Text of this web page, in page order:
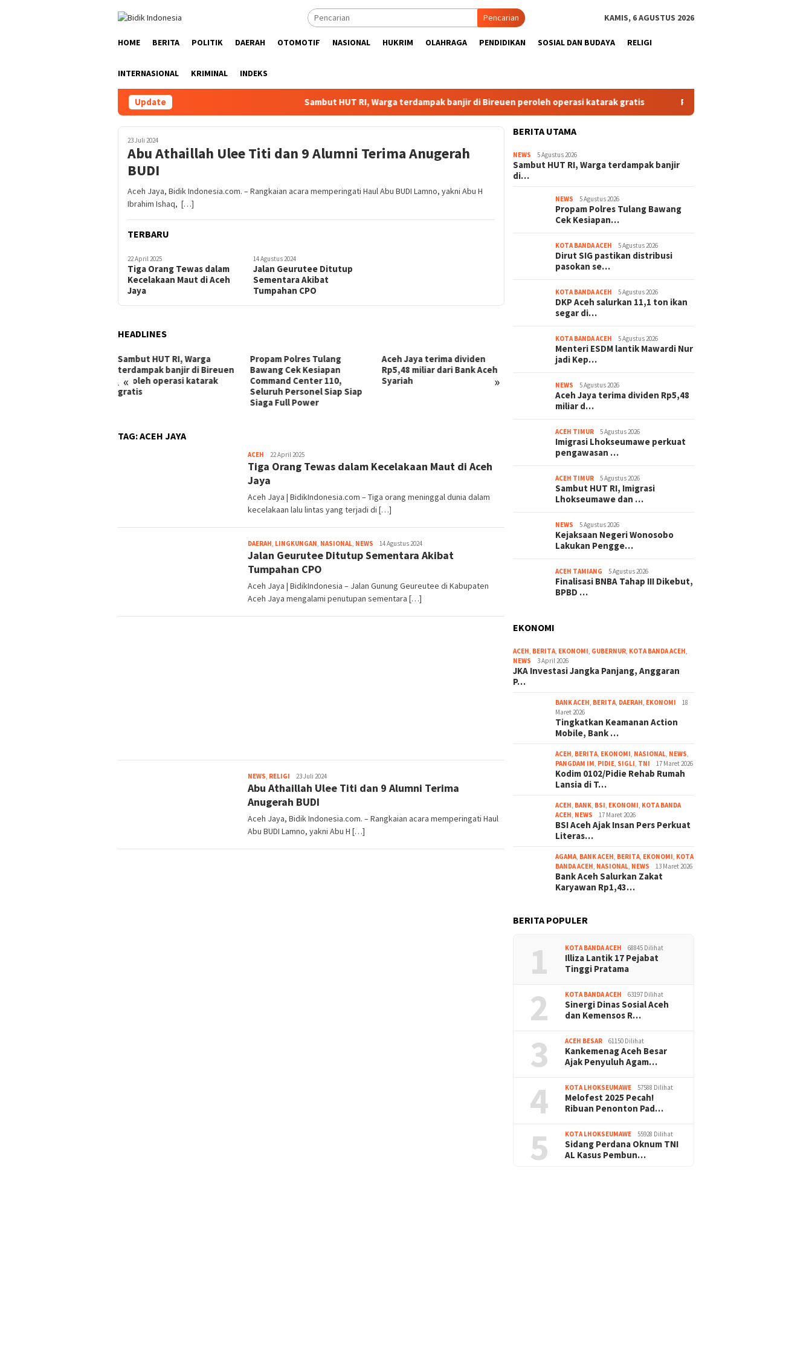
Pencarian KAMIS, 6 AGUSTUS 2026
HOME BERITA POLITIK DAERAH OTOMOTIF NASIONAL HUKRIM OLAHRAGA PENDIDIKAN SOSIAL DAN BUDAYA RELIGI
INTERNASIONAL KRIMINAL INDEKS
Update Sambut HUT RI, Warga terdampak banjir di Bireuen peroleh operasi katarak gratis Propam Polres Tulang Bawang Cek
23 Juli 2024
Abu Athaillah Ulee Titi dan 9 Alumni Terima Anugerah
BUDI
Aceh Jaya, Bidik Indonesia.com. – Rangkaian acara memperingati Haul Abu BUDI Lamno, yakni Abu H
Ibrahim Ishaq, […]
TERBARU
22 April 2025
Tiga Orang Tewas dalam
Kecelakaan Maut di Aceh
Jaya
14 Agustus 2024
Jalan Geurutee Ditutup
Sementara Akibat
Tumpahan CPO
HEADLINES
« »
Sambut HUT RI, Warga
terdampak banjir di Bireuen
peroleh operasi katarak
Propam Polres Tulang
Bawang Cek Kesiapan
Command Center 110,
Seluruh Personel Siap Siap
Siaga Full Power
Aceh Jaya terima dividen
Rp5,48 miliar dari Bank Aceh
Syariah
Kejaksaan Negeri Wonosobo
Lakukan Penggeledahan di
Dinas Sosial untuk Dalami
Tim Relawan Gemantara
Napza Cairkan Bantuan dan
Belanja Peralatan Usaha
TAG:ACEH JAYA
ACEH 22 April 2025
Tiga Orang Tewas dalam Kecelakaan Maut di Aceh
Jaya
Aceh Jaya | BidikIndonesia.com – Tiga orang meninggal dunia dalam
kecelakaan lalu lintas yang terjadi di […]
DAERAH, LINGKUNGAN, NASIONAL, NEWS 14 Agustus 2024
Jalan Geurutee Ditutup Sementara Akibat
Tumpahan CPO
Aceh Jaya | BidikIndonesia – Jalan Gunung Geureutee di Kabupaten
Aceh Jaya mengalami penutupan sementara […]
NEWS, RELIGI REDAKSI
23 Juli 2024
Abu Athaillah Ulee Titi dan 9 Alumni Terima
Anugerah BUDI
Aceh Jaya, Bidik Indonesia.com. – Rangkaian acara memperingati Haul
Abu BUDI Lamno, yakni Abu H […]
BERITA UTAMA
NEWS 5 Agustus 2026
Sambut HUT RI, Warga terdampak banjir
di…
NEWS 5 Agustus 2026
Propam Polres Tulang Bawang
Cek Kesiapan…
KOTA BANDA ACEH 5 Agustus 2026
Dirut SIG pastikan distribusi
pasokan se…
KOTA BANDA ACEH 5 Agustus 2026
DKP Aceh salurkan 11,1 ton ikan
segar di…
KOTA BANDA ACEH 5 Agustus 2026
Menteri ESDM lantik Mawardi Nur
jadi Kep…
NEWS 5 Agustus 2026
Aceh Jaya terima dividen Rp5,48
miliar d…
ACEH TIMUR 5 Agustus 2026
Imigrasi Lhokseumawe perkuat
pengawasan …
ACEH TIMUR 5 Agustus 2026
Sambut HUT RI, Imigrasi
Lhokseumawe dan …
NEWS 5 Agustus 2026
Kejaksaan Negeri Wonosobo
Lakukan Pengge…
ACEH TAMIANG 5 Agustus 2026
Finalisasi BNBA Tahap III Dikebut,
BPBD …
EKONOMI
ACEH, BERITA, EKONOMI, GUBERNUR, KOTA BANDA ACEH,
NEWS
3 April 2026
JKA Investasi Jangka Panjang, Anggaran
P…
BANK ACEH, BERITA, DAERAH, EKONOMI
18
Maret 2026
Tingkatkan Keamanan Action
Mobile, Bank …
ACEH, BERITA, EKONOMI, NASIONAL, NEWS,
PANGDAM IM, PIDIE, SIGLI, TNI 17 Maret 2026
Kodim 0102/Pidie Rehab Rumah
Lansia di T…
ACEH, BANK, BSI, EKONOMI, KOTA BANDA
ACEH, NEWS 17 Maret 2026
BSI Aceh Ajak Insan Pers Perkuat
Literas…
AGAMA, BANK ACEH, BERITA, EKONOMI, KOTA
BANDA ACEH, NASIONAL, NEWS 13 Maret 2026
Bank Aceh Salurkan Zakat
Karyawan Rp1,43…
BERITA POPULER
1 KOTA BANDA ACEH 68845 Dilihat
Illiza Lantik 17 Pejabat
Tinggi Pratama
2 KOTA BANDA ACEH 63197 Dilihat
Sinergi Dinas Sosial Aceh
dan Kemensos R…
3 ACEH BESAR 61150 Dilihat
Kankemenag Aceh Besar
Ajak Penyuluh Agam…
4 KOTA LHOKSEUMAWE 57588 Dilihat
Melofest 2025 Pecah!
Ribuan Penonton Pad…
5 KOTA LHOKSEUMAWE 55928 Dilihat
Sidang Perdana Oknum TNI
AL Kasus Pembun…